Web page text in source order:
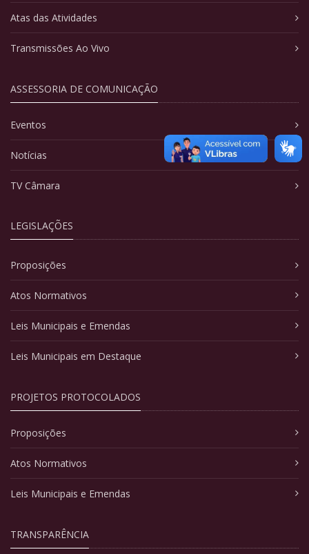
Atas das Atividades
Transmissões Ao Vivo
ASSESSORIA DE COMUNICAÇÃO
Eventos
Notícias
TV Câmara
LEGISLAÇÕES
Proposições
Atos Normativos
Leis Municipais e Emendas
Leis Municipais em Destaque
PROJETOS PROTOCOLADOS
Proposições
Atos Normativos
Leis Municipais e Emendas
TRANSPARÊNCIA